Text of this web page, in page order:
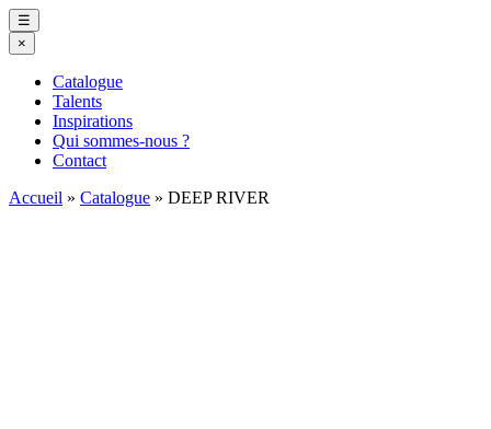
☰
×
Catalogue
Talents
Inspirations
Qui sommes-nous ?
Contact
Accueil » Catalogue » DEEP RIVER